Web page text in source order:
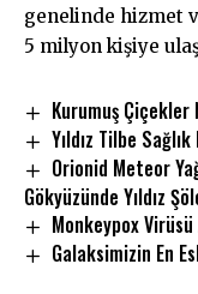
genelinde hizmet
5 milyon kişiye
Kurumuş Çiçekler
Yıldız Tilbe
Orionid Meteor
Gökyüzünde Yıldız
Monkeypox
Galaksimizin En